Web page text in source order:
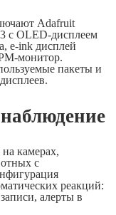
Adafruit
с OLED-дисплеем
e-ink дисплей
монитор.
пакеты и
камерах,
с
реакций:
алерты в